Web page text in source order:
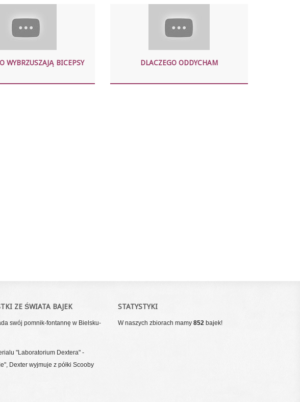
WYBRZUSZAJĄ BICEPSY DLACZEGO ODDYCHAM
ZE ŚWIATA BAJEK
swój pomnik-fontannę w Bielsku-
"Laboratorium Dextera" -
Dexter wyjmuje z półki Scooby
STATYSTYKI
W naszych zbiorach mamy 852 bajek!